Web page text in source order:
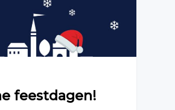
feestdagen!